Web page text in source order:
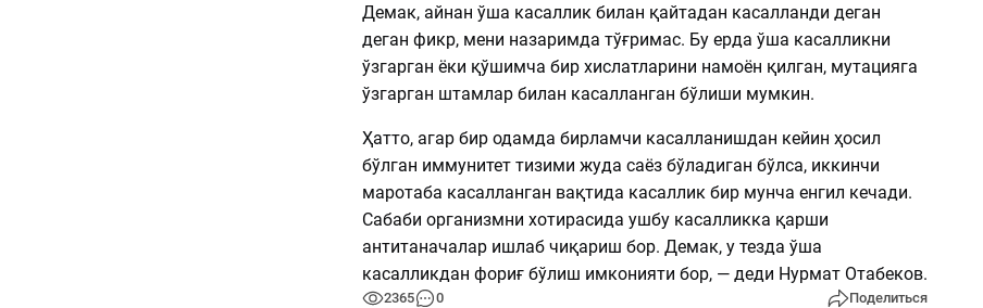
Демак, айнан ўша касаллик билан қайтадан касалланди деган
деган фикр, мени назаримда тўғримас. Бу ерда ўша касалликни
ўзгарган ёки қўшимча бир хислатларини намоён қилган, мутацияга
ўзгарган штамлар билан касалланган бўлиши мумкин.
Ҳатто, агар бир одамда бирламчи касалланишдан кейин ҳосил
бўлган иммунитет тизими жуда саёз бўладиган бўлса, иккинчи
маротаба касалланган вақтида касаллик бир мунча енгил кечади.
Сабаби организмни хотирасида ушбу касалликка қарши
антитаначалар ишлаб чиқариш бор. Демак, у тезда ўша
касалликдан фориғ бўлиш имконияти бор, — деди Нурмат Отабеков.
2365 0 Поделиться